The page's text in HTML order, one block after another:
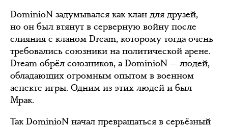
DominioN задумывался как клан для друзей,
но он был втянут в серверную войну после
слияния с кланом Dream, которому тогда очень
требовались союзники на политической арене.
Dream обрёл союзников, а DominioN — людей,
обладающих огромным опытом в военном
аспекте игры. Одним из этих людей и был
Мрак.
Так DominioN начал превращаться в серьёзный